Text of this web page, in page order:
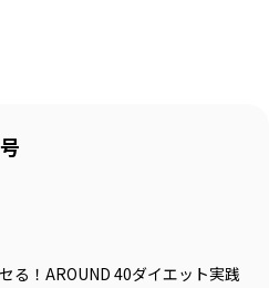
る！AROUND 40ダイエット実践